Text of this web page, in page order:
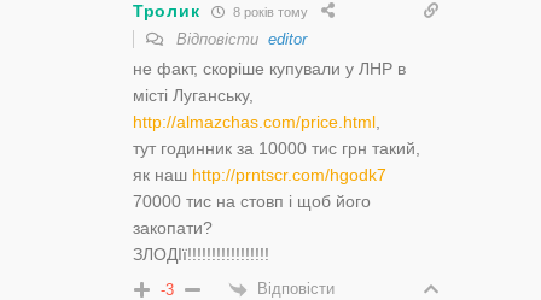
Тролик 8 років тому
Відповісти editor
не факт, скоріше купували у ЛНР в
місті Луганську,
http://almazchas.com/price.html
тут годинник за 10000 тис грн такий,
як наш http://prntscr.com/hgodk7
70000 тис на стовп і щоб його
закопати?
ЗЛОДІї!!!!!!!!!!!!!!!!!
-3 Відповісти